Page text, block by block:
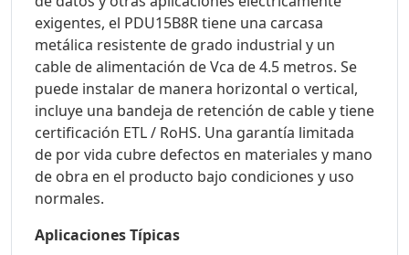
exigentes, el PDU15B8R tiene una carcasa
metálica resistente de grado industrial y un
cable de alimentación de Vca de 4.5 metros. Se
puede instalar de manera horizontal o vertical,
incluye una bandeja de retención de cable y tiene
certificación ETL / RoHS. Una garantía limitada
de por vida cubre defectos en materiales y mano
de obra en el producto bajo condiciones y uso
normales.
Aplicaciones Típicas